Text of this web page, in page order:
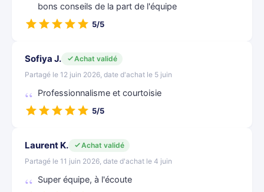
bons conseils de la part de l'équipe
5/5
Sofiya J.
Achat validé
Partagé le 12 juin 2026, date d'achat le 5 juin
Professionnalisme et courtoisie
5/5
Laurent K.
Achat validé
Partagé le 11 juin 2026, date d'achat le 4 juin
Super équipe, à l'écoute